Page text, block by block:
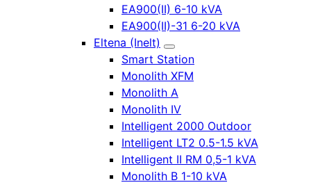
EA900(II) 6-10 kVA
EA900(II)-31 6-20 kVA
Eltena (Inelt)
Smart Station
Monolith XFM
Monolith A
Monolith IV
Intelligent 2000 Outdoor
Intelligent LT2 0.5-1.5 kVA
Intelligent II RM 0,5-1 kVA
Monolith B 1-10 kVA